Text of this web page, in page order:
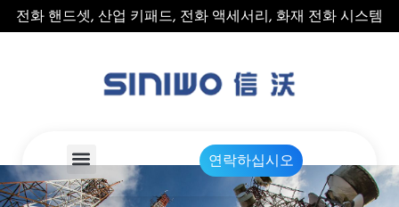
전화 핸드셋, 산업 키패드, 전화 액세서리, 화재 전화 시스템
연락하십시오